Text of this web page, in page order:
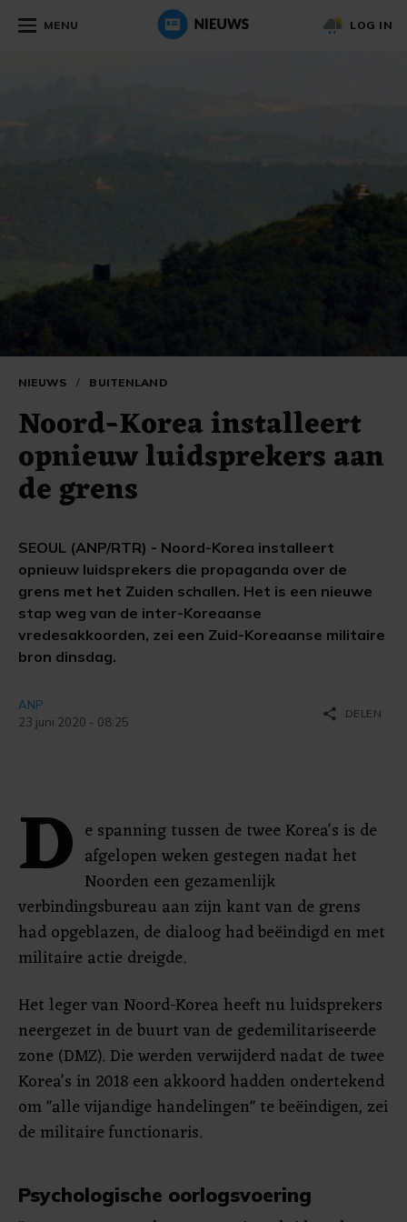
MENU LOG IN
NIEUWS / BUITENLAND
Noord-Korea installeert
opnieuw luidsprekers aan
de grens
SEOUL (ANP/RTR) - Noord-Korea installeert
opnieuw luidsprekers die propaganda over de
grens met het Zuiden schallen. Het is een nieuwe
stap weg van de inter-Koreaanse
vredesakkoorden, zei een Zuid-Koreaanse militaire
bron dinsdag.
ANP
23 juni 2020 - 08:25
share DELEN
D e spanning tussen de twee Korea's is de
afgelopen weken gestegen nadat het
Noorden een gezamenlijk
verbindingsbureau aan zijn kant van de grens
had opgeblazen, de dialoog had beëindigd en met
militaire actie dreigde.
Het leger van Noord-Korea heeft nu luidsprekers
neergezet in de buurt van de gedemilitariseerde
zone (DMZ). Die werden verwijderd nadat de twee
Korea's in 2018 een akkoord hadden ondertekend
om "alle vijandige handelingen" te beëindigen, zei
de militaire functionaris.
Psychologische oorlogsvoering